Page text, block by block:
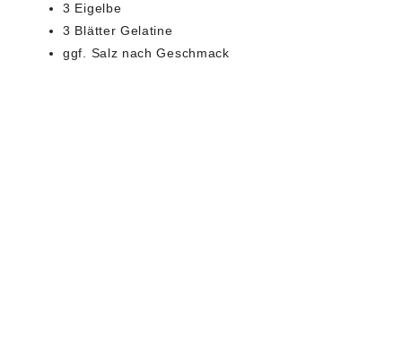
3 Eigelbe
3 Blätter Gelatine
ggf. Salz nach Geschmack